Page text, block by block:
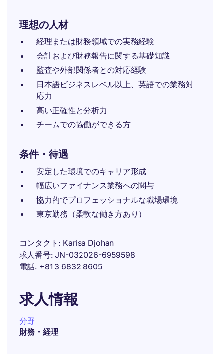
理想の人材
経理または財務領域での実務経験
会計および財務報告に関する基礎知識
監査や外部関係者との対応経験
日本語ビジネスレベル以上、英語での業務対
応力
高い正確性と分析力
チームでの協働ができる方
条件・待遇
安定した環境でのキャリア形成
幅広いファイナンス業務への関与
協力的でプロフェッショナルな職場環境
東京勤務（柔軟な働き方あり）
コンタクト
Karisa Djohan
求人番号 JN-032026-6959598
電話 +81 3 6832 8605
求人情報
分野
財務・経理